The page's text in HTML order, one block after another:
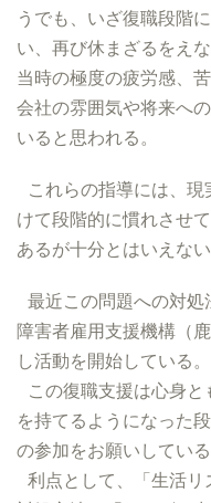
うでも、いざ復職段階
い、再び休まざるをえ
当時の極度の疲労感、
会社の雰囲気や将来へ
いると思われる。
これらの指導には、
けて段階的に慣れさせ
あるが十分とはいえない
最近この問題への対
障害者雇用支援機構（
し活動を開始している。
この復職支援は心身
を持てるようになった
の参加をお願いしてい
利点として、「生活